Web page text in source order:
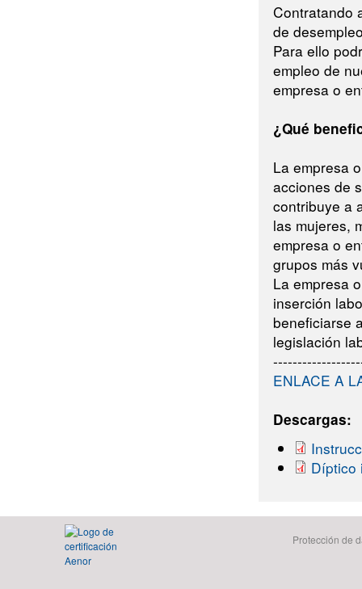
Contratando
de
Para ello
empleo de
empresa o
¿Qué
La empresa
acciones de
contribuye a
las mujeres,
empresa o
grupos más
La empresa
inserción
beneficiarse
legislación
ENLACE A
Descargas:
Díptico
Protección de